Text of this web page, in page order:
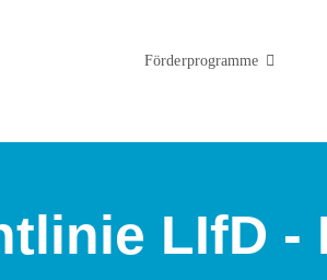
Förderprogramme
LIfD -